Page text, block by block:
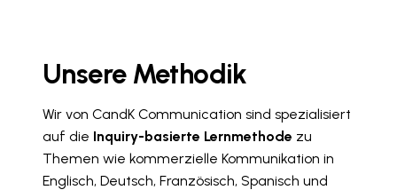
Unsere Methodik
Wir von CandK Communication sind spezialisiert
auf die Inquiry-basierte Lernmethode zu
Themen wie kommerzielle Kommunikation in
Englisch, Deutsch, Französisch, Spanisch und